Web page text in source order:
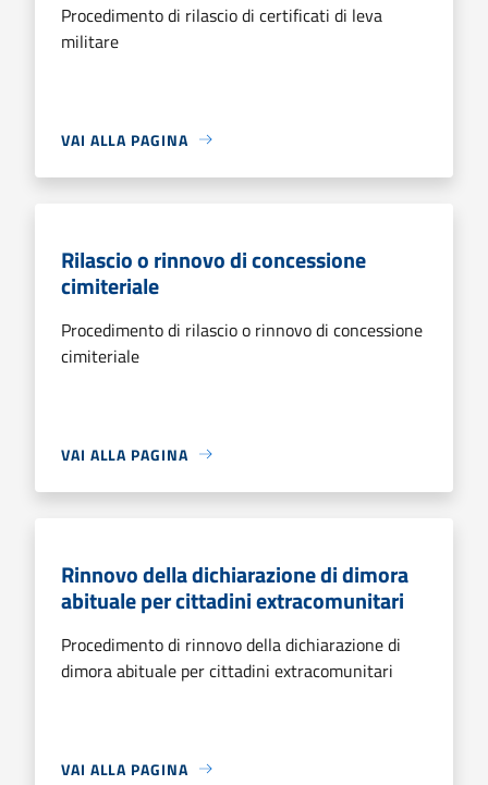
Procedimento di rilascio di certificati di leva
militare
VAI ALLA PAGINA
Rilascio o rinnovo di concessione
cimiteriale
Procedimento di rilascio o rinnovo di concessione
cimiteriale
VAI ALLA PAGINA
Rinnovo della dichiarazione di dimora
abituale per cittadini extracomunitari
Procedimento di rinnovo della dichiarazione di
dimora abituale per cittadini extracomunitari
VAI ALLA PAGINA